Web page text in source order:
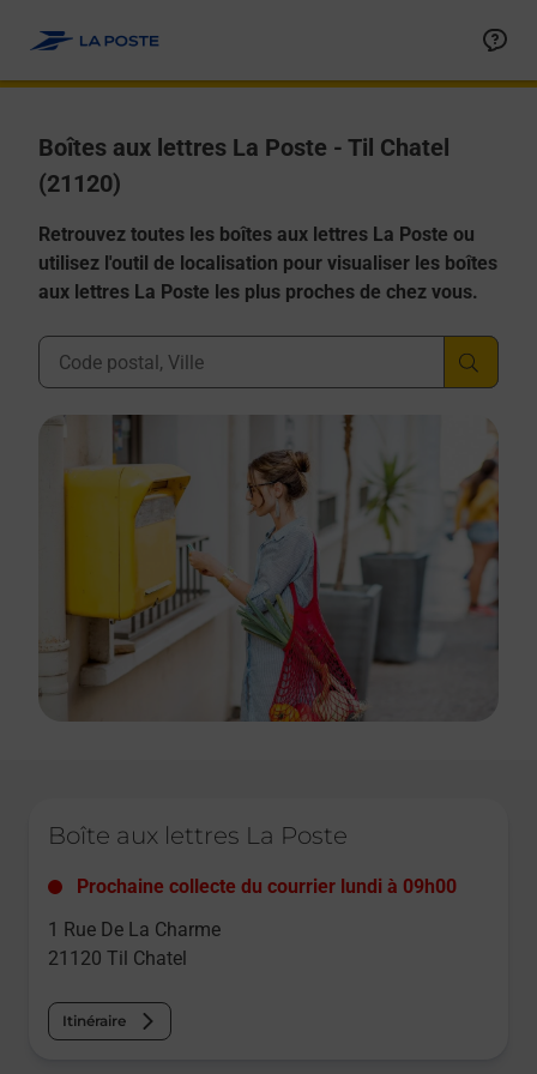
Boîtes aux lettres La Poste - Til Chatel
(21120)
Retrouvez toutes les boîtes aux lettres La Poste ou
utilisez l'outil de localisation pour visualiser les boîtes
aux lettres La Poste les plus proches de chez vous.
Ville, Département, Code Postal
Boîte aux lettres La Poste
Prochaine collecte du courrier lundi à 09h00
1 Rue De La Charme
21120 Til Chatel
Itinéraire